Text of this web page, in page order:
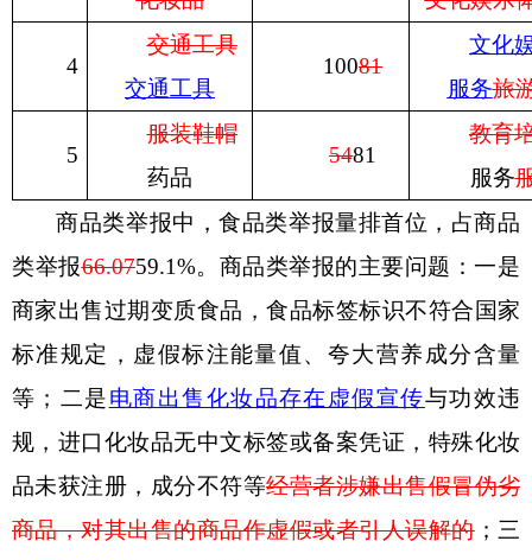
4
交通工具
交通工具
10081
文化
服务旅
5
服装鞋帽
药品
5481
教育
服务
商品类举报中，食品类举报量排首位，占商品
类举报66.0759.1%。商品类举报的主要问题：一是
商家出售过期变质食品，食品标签标识不符合国家
标准规定，虚假标注能量值、夸大营养成分含量
等 ；二是电商出售化妆品存在虚假宣传与功效违
规，进口化妆品无中文标签或备案凭证，特殊化妆
品未获注册，成分不符等经营者涉嫌出售假冒伪劣
商品，对其出售的商品作虚假或者引人误解的；三